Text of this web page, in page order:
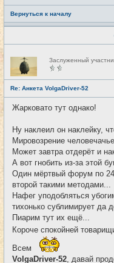
Вернуться к началу
Н
с
е
т
и
Заслуженный
Re: Анкета VolgaDriver-52
Жарковато тут однако!
Ну наклеил он наклейку,
Мировозрение
Может завтра отдерёт и
А вот гнобить из-за этой
Один мёртвый форум по
второй такими методами...
Нафег уподобляться
тихонько сублимирует да
Пиарим тут их ещё...
Короче спокойней
Всем
VolgaDriver-52 , давай